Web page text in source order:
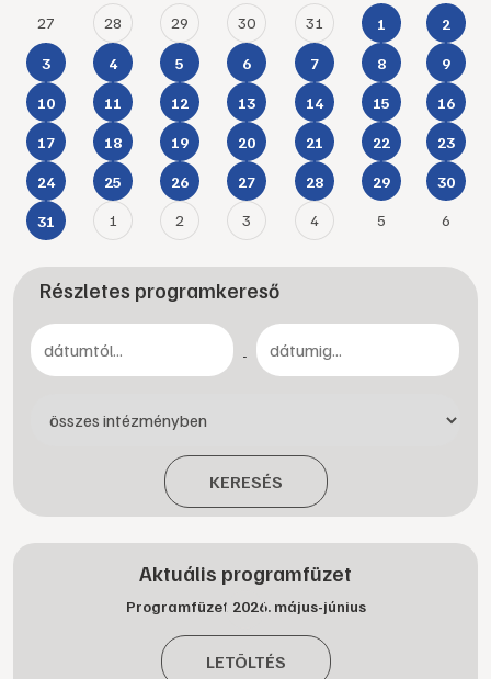
27 28 29 30 31 1 2
3 4 5 6 7 8 9
10 11 12 13 14 15 16
17 18 19 20 21 22 23
24 25 26 27 28 29 30
31 1 2 3 4 5 6
Részletes programkereső
-
KERESÉS
Aktuális programfüzet
Programfüzet 2026. május-június
LETÖLTÉS